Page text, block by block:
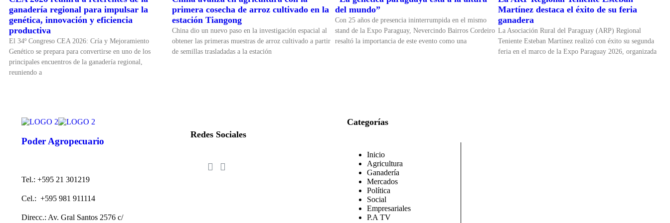
ganadería regional para impulsar la
genética, innovación y eficiencia
productiva
El 34º Congreso CEA 2026: Cría y Mejoramiento
Genético se prepara para convertirse en uno de los
principales encuentros de la ganadería regional,
reuniendo a
primera cosecha de arroz cultivado en la
estación Tiangong
China dio un nuevo paso en la investigación espacial al
obtener las primeras muestras de arroz cultivado a partir
de semillas trasladadas a la estación
del mundo”
Con 25 años de presencia ininterrumpida en el mismo
stand de la Expo Paraguay, Nevercindo Bairros Cordeiro
resaltó la importancia de este evento como una
Martínez destaca el éxito de su feria
ganadera
La Asociación Rural del Paraguay (ARP) Regional
Teniente Esteban Martínez realizó con éxito su segunda
feria en el marco de la Expo Paraguay 2026, organizada
Poder Agropecuario
Tel.: +595 21 301219
Cel.: +595 981 911114
Direcc.: Av. Gral Santos 2576 c/
Redes Sociales
Categorías
Inicio
Agricultura
Ganadería
Mercados
Política
Social
Empresariales
P.A TV